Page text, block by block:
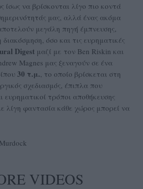
ίσως να βρίσκονται λίγο πιο κοντά
μας, αλλά ένας ακόμα
μεγάλη πηγή έμπνευσης,
όσο και τις ευρηματικές
Digest μαζί με τον Ben Riskin και
Magnes μας ξεναγούν σε ένα
30 τ.μ., το οποίο βρίσκεται στη
σχεδιασμός, έπιπλα που
ευρηματικοί τρόποι αποθήκευσης
λίγη φαντασία κάθε χώρος μπορεί να
VIDEOS